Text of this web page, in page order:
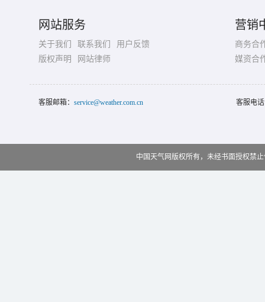
网站服务
关于我们 联系我们
用户反馈
版权声明
网站律师
营销
商务合
媒资合
客服邮箱： service@weather.com.cn 客服电
中国天气网版权所有，未经书面授权